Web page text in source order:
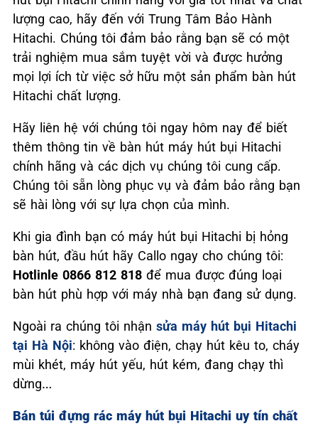
lượng cao, hãy đến với Trung Tâm Bảo Hành
Hitachi. Chúng tôi đảm bảo rằng bạn sẽ có một
trải nghiệm mua sắm tuyệt vời và được hưởng
mọi lợi ích từ việc sở hữu một sản phẩm bàn hút
Hitachi chất lượng.
Hãy liên hệ với chúng tôi ngay hôm nay để biết
thêm thông tin về bàn hút máy hút bụi Hitachi
chính hãng và các dịch vụ chúng tôi cung cấp.
Chúng tôi sẵn lòng phục vụ và đảm bảo rằng bạn
sẽ hài lòng với sự lựa chọn của mình.
Khi gia đình bạn có máy hút bụi Hitachi bị hỏng
bàn hút, đầu hút hãy Callo ngay cho chúng tôi:
Hotlinle 0866 812 818 để mua được đúng loại
bàn hút phù hợp với máy nhà bạn đang sử dụng.
Ngoài ra chúng tôi nhận sửa máy hút bụi Hitachi
tại Hà Nội: không vào điện, chạy hút kêu to, cháy
mùi khét, máy hút yếu, hút kém, đang chạy thì
dừng…
Bán túi đựng rác máy hút bụi Hitachi uy tín chất